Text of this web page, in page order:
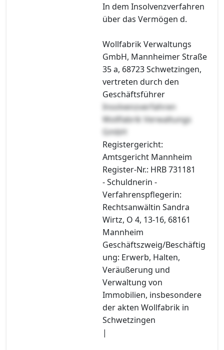
In dem Insolvenzverfahren
über das Vermögen d.
Wollfabrik Verwaltungs
GmbH, Mannheimer Straße
35 a, 68723 Schwetzingen,
vertreten durch den
Geschäftsführer
Insolvenzverfahren
Wollfabrik Verwaltungs
GmbH
Registergericht:
Amtsgericht Mannheim
Register-Nr.: HRB 731181
- Schuldnerin -
Verfahrenspflegerin:
Rechtsanwältin Sandra
Wirtz, O 4, 13-16, 68161
Mannheim
Geschäftszweig/Beschäftig
ung: Erwerb, Halten,
Veräußerung und
Verwaltung von
Immobilien, insbesondere
der akten Wollfabrik in
Schwetzingen
|